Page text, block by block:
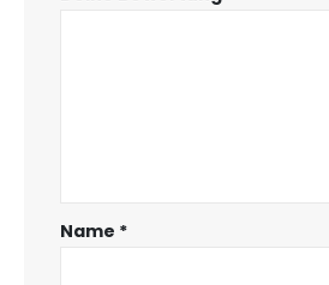
Name *